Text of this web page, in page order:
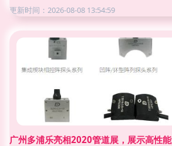
更新时间：2026-08-08 13:54:59
广州多浦乐亮相2020管道展，展示高性